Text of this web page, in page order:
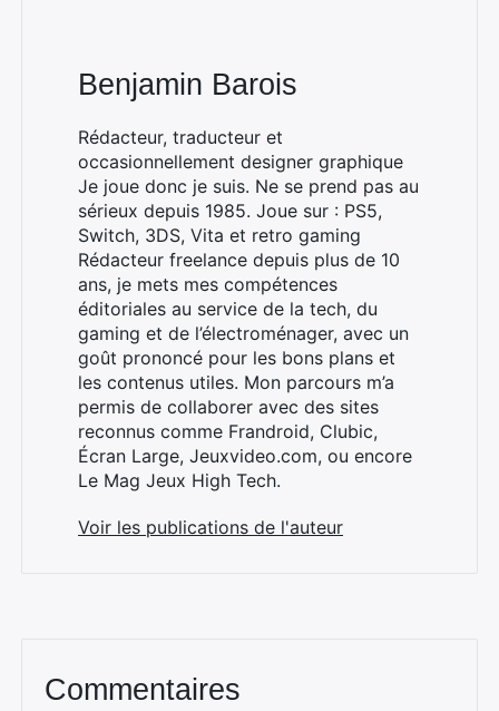
Benjamin Barois
Rédacteur, traducteur et
occasionnellement designer graphique
Je joue donc je suis. Ne se prend pas au
sérieux depuis 1985. Joue sur : PS5,
Switch, 3DS, Vita et retro gaming
Rédacteur freelance depuis plus de 10
ans, je mets mes compétences
éditoriales au service de la tech, du
gaming et de l’électroménager, avec un
goût prononcé pour les bons plans et
les contenus utiles. Mon parcours m’a
permis de collaborer avec des sites
reconnus comme Frandroid, Clubic,
Écran Large, Jeuxvideo.com, ou encore
Le Mag Jeux High Tech.
Voir les publications de l'auteur
Commentaires
Rechercher